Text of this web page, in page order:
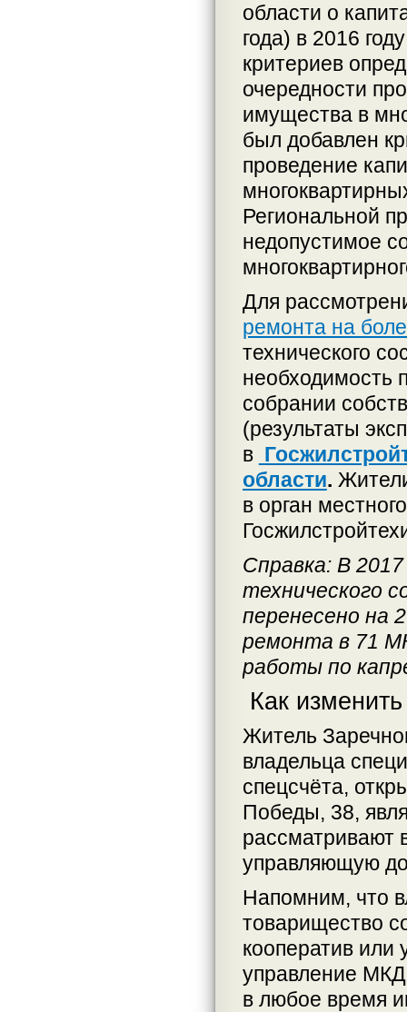
области о
года) в 2016
критериев
очередности
имущества в
был добавлен
проведение
Региональной
недопустимое
Для
ремонта на
технического
необходимость
собрании
(результаты
в
области.
в орган
Справка: В
технического
перенесено на
ремонта в 71
работы по
Как
Житель
владельца
спецсчёта,
Победы, 38,
рассматривают
управляющую
Напомним, что
товарищество
кооператив
управление
в любое время